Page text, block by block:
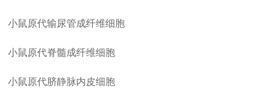
小鼠原代输尿管成纤维细胞
小鼠原代脊髓成纤维细胞
小鼠原代脐静脉内皮细胞